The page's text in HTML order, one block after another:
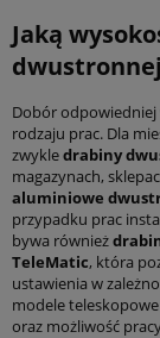
Jaką
Dobór odpowiedniej
rodzaju prac. Dla
zwykledrabiny
magazynach,
aluminiowe
przypadku prac
bywa również
TeleMatic, która
ustawienia w
modele
oraz możliwość